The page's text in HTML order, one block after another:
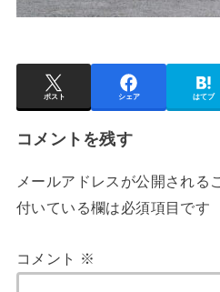
ポスト シェア はてブ
コメントを残す
メールアドレスが公開される
付いている欄は必須項目です
コメント ※